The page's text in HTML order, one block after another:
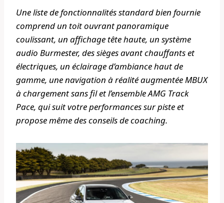
Une liste de fonctionnalités standard bien fournie
comprend un toit ouvrant panoramique
coulissant, un affichage tête haute, un système
audio Burmester, des sièges avant chauffants et
électriques, un éclairage d’ambiance haut de
gamme, une navigation à réalité augmentée MBUX
à chargement sans fil et l’ensemble AMG Track
Pace, qui suit votre performances sur piste et
propose même des conseils de coaching.